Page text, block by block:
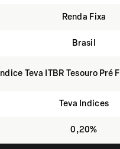
Renda Fixa
Brasil
Índice Teva ITBR Tesouro Pré
Teva Indices
0,20%